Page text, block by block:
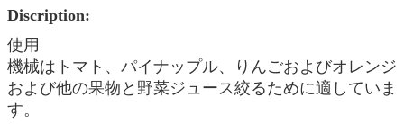
Discription:
使用
機械はトマト、パイナップル、りんごおよびオレンジ
および他の果物と野菜ジュース絞るために適していま
す。